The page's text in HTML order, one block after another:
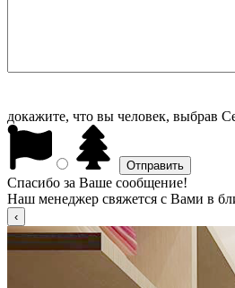
докажите, что вы человек, выбрав
Спасибо за Ваше сообщение!
Наш менеджер свяжется с Вами в